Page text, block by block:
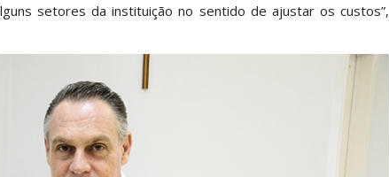
setores da instituição no sentido de ajustar os custos”,